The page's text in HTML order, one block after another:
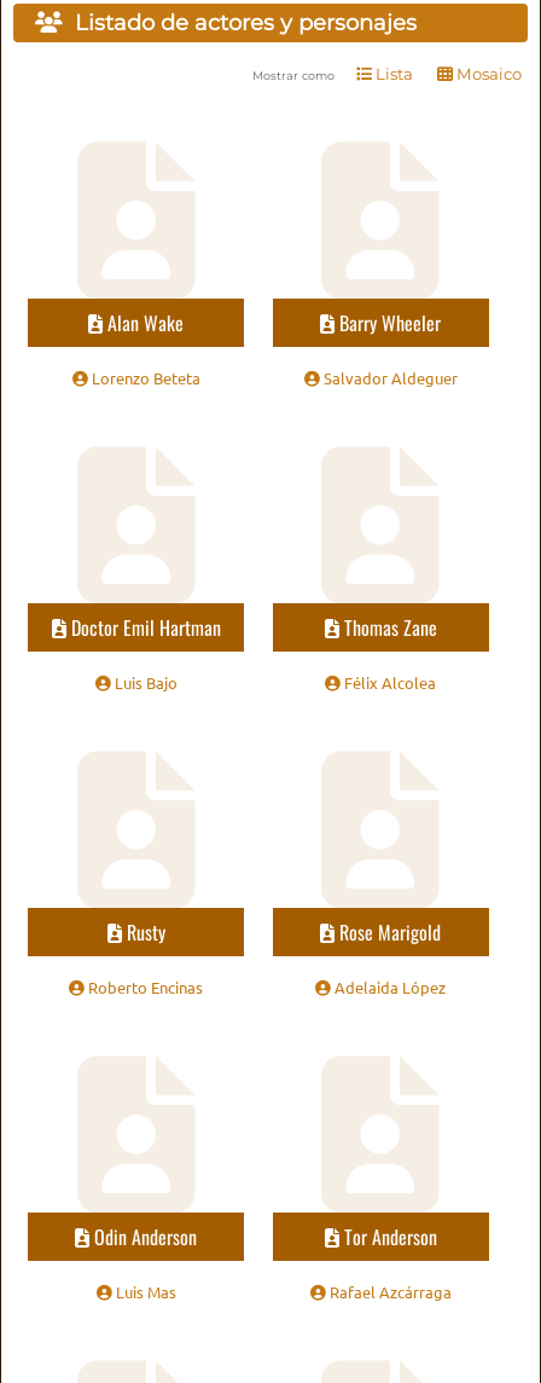
Listado de actores y personajes
Mostrar como Lista Mosaico
Alan Wake
Lorenzo Beteta
Barry Wheeler
Salvador Aldeguer
Doctor Emil Hartman
Luis Bajo
Thomas Zane
Félix Alcolea
Rusty
Roberto Encinas
Rose Marigold
Adelaida López
Odin Anderson
Luis Mas
Tor Anderson
Rafael Azcárraga